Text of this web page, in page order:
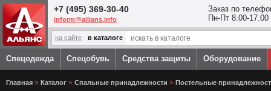
Перейти к основному содержанию
+7 (495) 369-30-40
inform@allians.info
Заказ по
Пн-Пт 8.00-17.00
на сайте в каталоге
Спецодежда Спецобувь Средства защиты Оборудование
Вы здесь
Главная » Каталог » Спальные принадлежности » Постельные